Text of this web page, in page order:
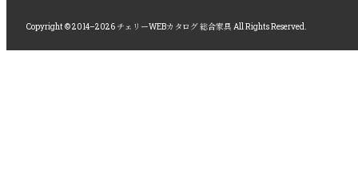
Copyright © 2014–2026 チェリーWEBカタログ 総合家具 All Rights Reserved.